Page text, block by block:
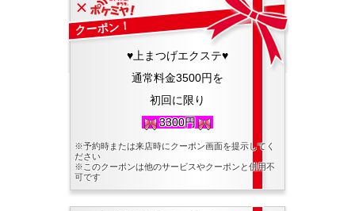
クーポン！
♥上まつげエクステ♥
通常料金3500円を
初回に限り
3300円
※予約時または来店時にクーポン画面を提示してく
ださい
※このクーポンは他のサービスやクーポンと併用不
可です